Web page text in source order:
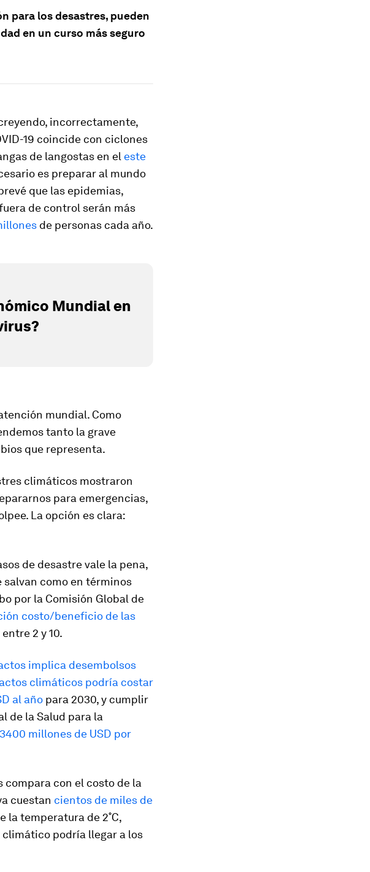
para los desastres, pueden
en un curso más seguro
incorrectamente,
19 coincide con ciclones
de langostas en el este
es preparar al mundo
que las epidemias,
de control serán más
de personas cada año.
Mundial en
mundial. Como
tanto la grave
que representa.
climáticos mostraron
para emergencias,
La opción es clara:
de desastre vale la pena,
salvan como en términos
por la Comisión Global de
costo/beneficio de las
2 y 10.
implica desembolsos
climáticos podría costar
al año para 2030, y cumplir
de la Salud para la
3400 millones de USD por
compara con el costo de la
cuestan cientos de miles de
la temperatura de 2˚C,
podría llegar a los